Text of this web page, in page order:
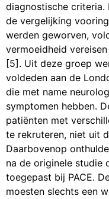
diagnostische criteria.
de vergelijking
werden geworven,
vermoeidheid
[5]. Uit deze groep
voldeden aan de
die met name
symptomen hebben.
patiënten met
te rekruteren, niet uit
Daarbovenop
na de originele studie
toegepast bij PACE.
moesten slechts een